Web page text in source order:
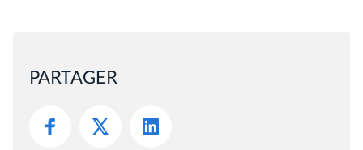
PARTAGER